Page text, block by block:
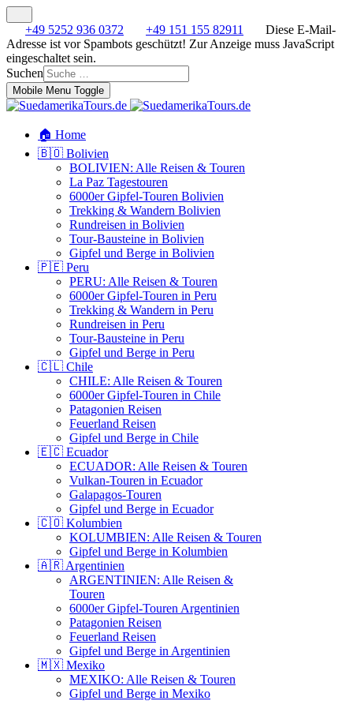
+49 5252 936 0372 +49 151 155 82911
Diese E-Mail-
Adresse ist vor Spambots geschützt! Zur Anzeige muss JavaScript
eingeschaltet sein.
Suchen
Mobile Menu Toggle
🏠 Home
🇧🇴 Bolivien
BOLIVIEN: Alle Reisen & Touren
La Paz Tagestouren
6000er Gipfel-Touren Bolivien
Trekking & Wandern Bolivien
Rundreisen in Bolivien
Tour-Bausteine in Bolivien
Gipfel und Berge in Bolivien
🇵🇪 Peru
PERU: Alle Reisen & Touren
6000er Gipfel-Touren in Peru
Trekking & Wandern in Peru
Rundreisen in Peru
Tour-Bausteine in Peru
Gipfel und Berge in Peru
🇨🇱 Chile
CHILE: Alle Reisen & Touren
6000er Gipfel-Touren in Chile
Patagonien Reisen
Feuerland Reisen
Gipfel und Berge in Chile
🇪🇨 Ecuador
ECUADOR: Alle Reisen & Touren
Vulkan-Touren in Ecuador
Galapagos-Touren
Gipfel und Berge in Ecuador
🇨🇴 Kolumbien
KOLUMBIEN: Alle Reisen & Touren
Gipfel und Berge in Kolumbien
🇦🇷 Argentinien
ARGENTINIEN: Alle Reisen &
Touren
6000er Gipfel-Touren Argentinien
Patagonien Reisen
Feuerland Reisen
Gipfel und Berge in Argentinien
🇲🇽 Mexiko
MEXIKO: Alle Reisen & Touren
Gipfel und Berge in Mexiko